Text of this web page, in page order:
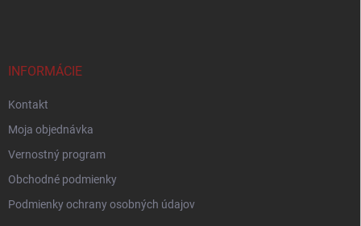
INFORMÁCIE
Kontakt
Moja objednávka
Vernostný program
Obchodné podmienky
Podmienky ochrany osobných údajov